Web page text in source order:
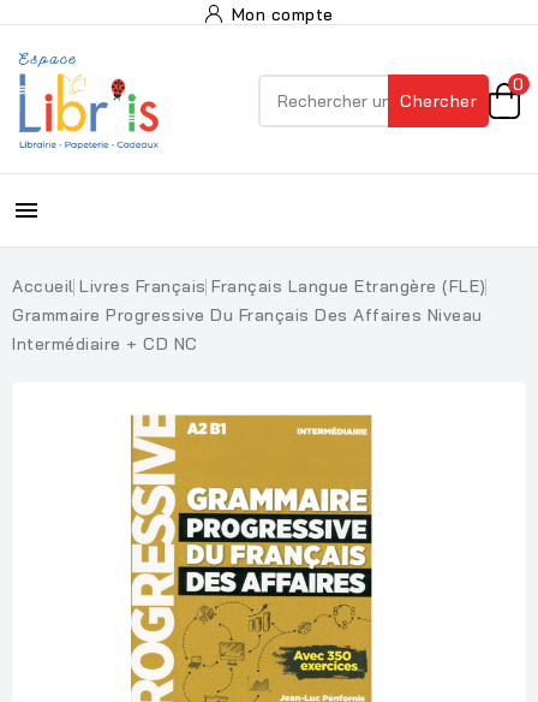
Mon compte
Chercher
0

Accueil Livres Français Français Langue Etrangère (FLE)
Grammaire Progressive Du Français Des Affaires Niveau
Intermédiaire + CD NC